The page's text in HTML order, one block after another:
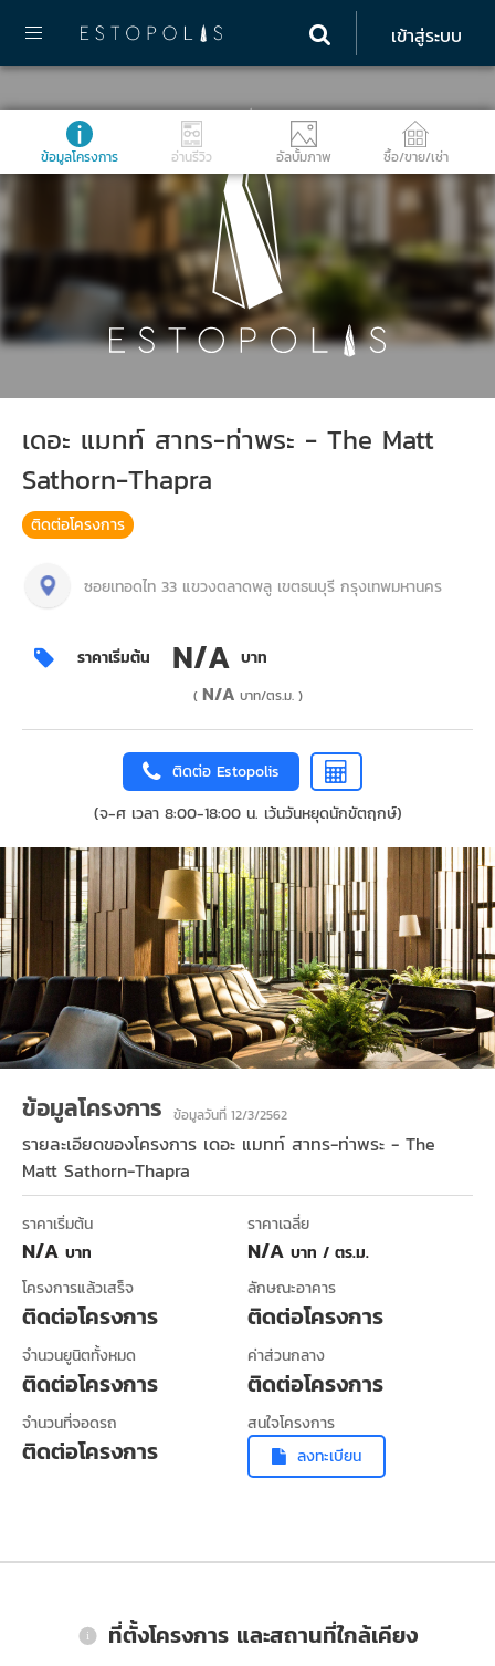
เข้าสู่ระบบ
ข้อมูลโครงการ อ่านรีวิว อัลบั้มภาพ ซื้อ/ขาย/เช่า
เดอะ แมทท์ สาทร-ท่าพระ - The Matt
Sathorn-Thapra
ติดต่อโครงการ
ซอยเทอดไท 33 แขวงตลาดพลู เขตธนบุรี กรุงเทพมหานคร
ราคาเริ่มต้น N/A บาท
( N/A บาท/ตร.ม. )
ติดต่อ Estopolis
(จ-ศ เวลา 8:00-18:00 น. เว้นวันหยุดนักขัตฤกษ์)
ข้อมูลโครงการ ข้อมูลวันที่ 12/3/2562
รายละเอียดของโครงการ เดอะ แมทท์ สาทร-ท่าพระ - The
Matt Sathorn-Thapra
ราคาเริ่มต้น
N/A บาท
ราคาเฉลี่ย
N/A บาท / ตร.ม.
โครงการแล้วเสร็จ
ติดต่อโครงการ
ลักษณะอาคาร
ติดต่อโครงการ
จำนวนยูนิตทั้งหมด
ติดต่อโครงการ
ค่าส่วนกลาง
ติดต่อโครงการ
จำนวนที่จอดรถ
ติดต่อโครงการ
สนใจโครงการ
ลงทะเบียน
ที่ตั้งโครงการ และสถานที่ใกล้เคียง